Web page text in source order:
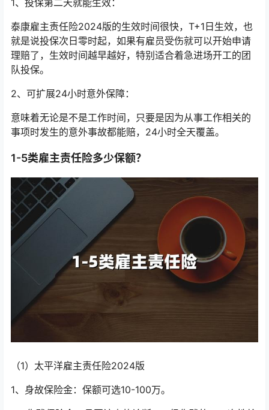
1、投保第二天就能生效：
泰康雇主责任险2024版的生效时间很快，T+1日生效，也
就是说投保次日零时起，如果有雇员受伤就可以开始申请
理赔了，生效时间越早越好，特别适合着急进场开工的团
队投保。
2、可扩展24小时意外保障：
意味着无论是不是工作时间，只要是因为从事工作相关的
事项时发生的意外事故都能赔，24小时全天覆盖。
1-5类雇主责任险多少保额？
（1）太平洋雇主责任险2024版
1、身故保险金：保额可选10-100万。